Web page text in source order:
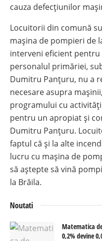
cauza defecțiunilor
Locuitorii din comună
mașina de pompieri de
interveni eficient pentru
personalul primăriei,
Dumitru Panțuru, nu a
necesare asupra
programului cu
pentru un apropiat și
Dumitru Panțuru.
faptul că și la alte
lucru cu mașina de
să aștepte să vină
la Brăila.
Noutati
Matematica
0,2% devine